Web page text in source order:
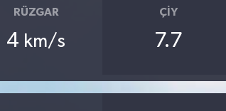
RÜZGAR
4 km/s
ÇIY
7.7